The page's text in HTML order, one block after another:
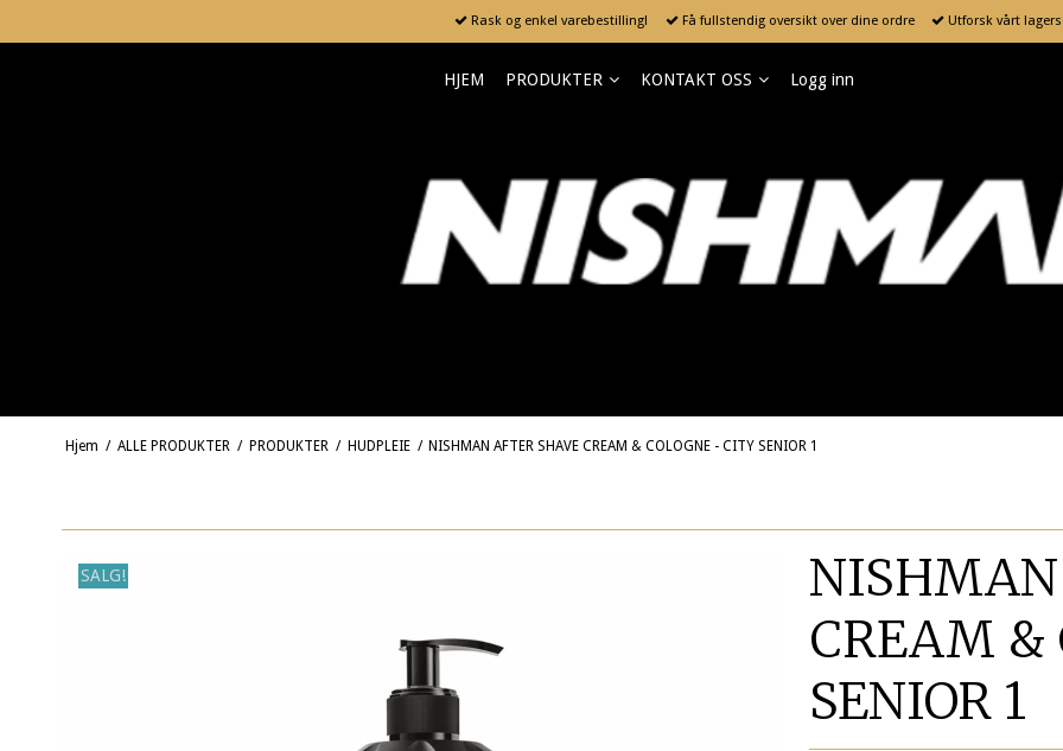
Rask og enkel varebestilling! Få fullstendig oversikt over dine ordre Utforsk vårt
HJEM PRODUKTER KONTAKT OSS Logg inn
Hjem / ALLE PRODUKTER / PRODUKTER / HUDPLEIE / NISHMAN AFTER SHAVE CREAM & COLOGNE - CITY SENIOR 1
SALG!
NISHMAN
CREAM &
SENIOR 1